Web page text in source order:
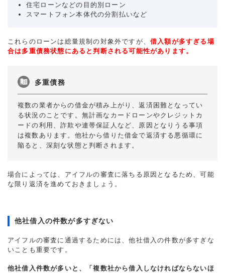
住宅ローンなどの目的別ローン
スマートフォン本体代の分割払いなど
これらのローンは総量規制の対象外ですが、 借入額が多すぎる場
合は多重債務状態にあると判断される可能性があります。
多重債務
複数の業者からの借金が積み上がり、返済困難となってい
る状況のことです。無計画なカードローンやクレジットカ
ードの利用、詐欺や連帯保証人など、原因となりうる事項
は複数あります。他社から借りた借金で返済する悪循環に
陥ると、深刻な状態と判断されます。
場合によっては、アイフルの審査に落ちる原因となるため、可能
な限り返済を進めておきましょう。
他社借入の件数が多すぎない
アイフルの審査に通過するためには、他社借入の件数が多すぎな
いことも重要です。
他社借入件数が多いと、「複数社から借入しなければならないほ